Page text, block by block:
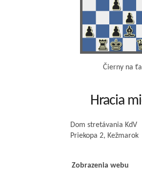
Čierny na
Hracia
Dom stretávania KdV
Priekopa 2, Kežmarok
Zobrazenia webu